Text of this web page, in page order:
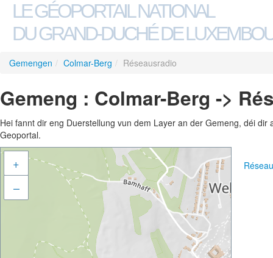
LE GÉOPORTAIL NATIONAL
DU GRAND-DUCHÉ DE
Gemengen / Colmar-Berg / Réseausradio
Gemeng : Colmar-Berg ->
Hei fannt dir eng Duerstellung vun dem Layer an der Gemeng, déi
Geoportal.
+
–